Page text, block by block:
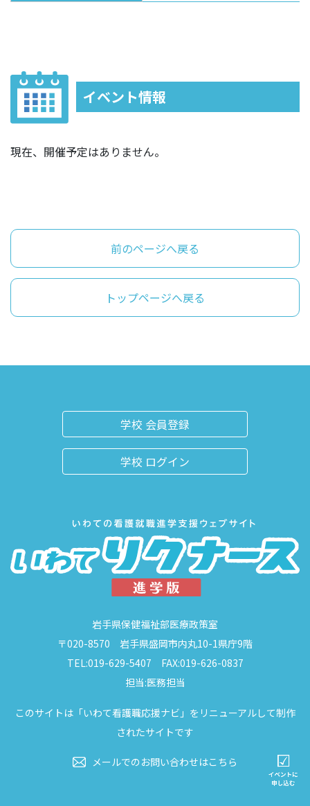
イベント情報
現在、開催予定はありません。
前のページへ戻る
トップページへ戻る
学校 会員登録
学校 ログイン
岩手県保健福祉部医療政策室
〒020-8570 岩手県盛岡市内丸10-1県庁9階
TEL:019-629-5407 FAX:019-626-0837
担当:医務担当
このサイトは「いわて看護職応援ナビ」をリニューアルして制作
されたサイトです
メールでのお問い合わせはこちら